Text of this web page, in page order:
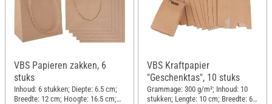
VBS Papieren zakken, 6
stuks
Inhoud: 6 stukken; Diepte: 6.5 cm;
Breedte: 12 cm; Hoogte: 16.5 cm;
VBS Kraftpapier
"Geschenktas", 10 stuks
Grammage: 300 g/m²; Inhoud: 10
stukken; Lengte: 10 cm; Breedte: 6